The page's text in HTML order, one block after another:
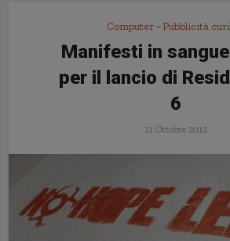
Computer • Pubblicità
Manifesti in
per il lancio di
6
11 Ottobre 2012